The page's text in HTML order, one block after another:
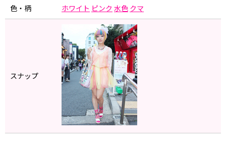
色・柄 ホワイト ピンク 水色 クマ
スナップ